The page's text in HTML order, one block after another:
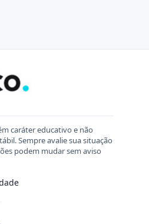
caráter educativo e não
Sempre avalie sua situação
podem mudar sem aviso